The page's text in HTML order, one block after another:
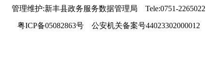
管理维护:新丰县政务服务数据管理局 Tele:0751-2265022
粤ICP备05082863号 公安机关备案号44023302000012